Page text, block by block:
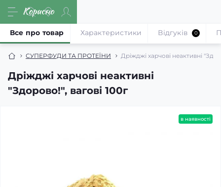
СУПЕРФУДИ ТА ПРОТЕЇНИ Дріжджі харчові неактивні
Дріжджі харчові неактивні
"Здорово!", вагові 100г
Все про товар Характеристики Відгуків 0
в наявності